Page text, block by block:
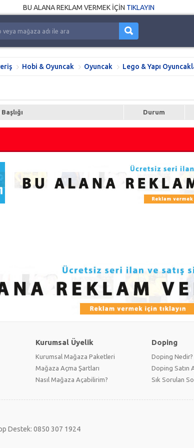
BU ALANA REKLAM VERMEK İÇİN TIKLAYIN
Hobi & Oyuncak Oyuncak Lego & Yapı
Durum
Kurumsal Üyelik
Kurumsal Mağaza Paketleri
Mağaza Açma Şartları
Nasıl Mağaza Açabilirim?
Doping
Doping Nedir?
Doping Satın
Sık Sorulan
Destek: 0850 307 1924